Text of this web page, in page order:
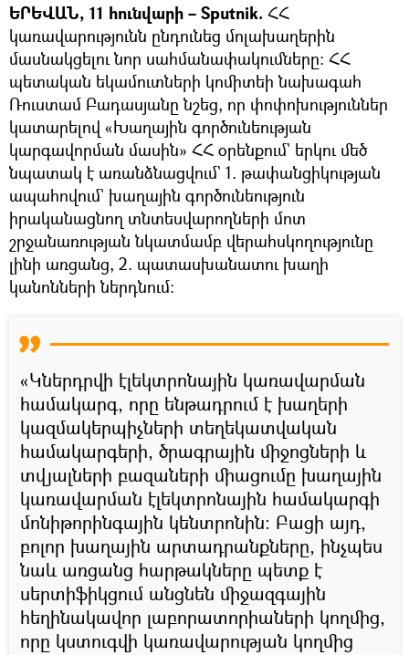
ԵՐԵՎԱՆ, 11 հունվարի – Sputnik. ՀՀ
կառավարությունն ընդունեց մոլախաղերին
մասնակցելու նոր սահմանափակումները։ ՀՀ
պետական եկամուտների կոմիտեի նախագահ
Ռուստամ Բադասյանը նշեց, որ փոփոխություններ
կատարելով «Խաղային գործունեության
կարգավորման մասին» ՀՀ օրենքում` երկու մեծ
նպատակ է առանձնացվում` 1. թափանցիկության
ապահովում` խաղային գործունեություն
իրականացնող տնտեսվարողների մոտ
շրջանառության նկատմամբ վերահսկողությունը
լինի առցանց, 2. պատասխանատու խաղի
կանոնների ներդնում։
«Կներդրվի էլեկտրոնային կառավարման
համակարգ, որը ենթադրում է խաղերի
կազմակերպիչների տեղեկատվական
համակարգերի, ծրագրային միջոցների և
տվյալների բազաների միացումը խաղային
կառավարման էլեկտրոնային համակարգի
մոնիթորինգային կենտրոնին։ Բացի այդ,
բոլոր խաղային արտադրանքները, ինչպես
նաև առցանց հարթակները պետք է
սերտիֆիկցում անցնեն միջազգային
հեղինակավոր լաբորատորիաների կողմից,
որը կստուգվի կառավարության կողմից